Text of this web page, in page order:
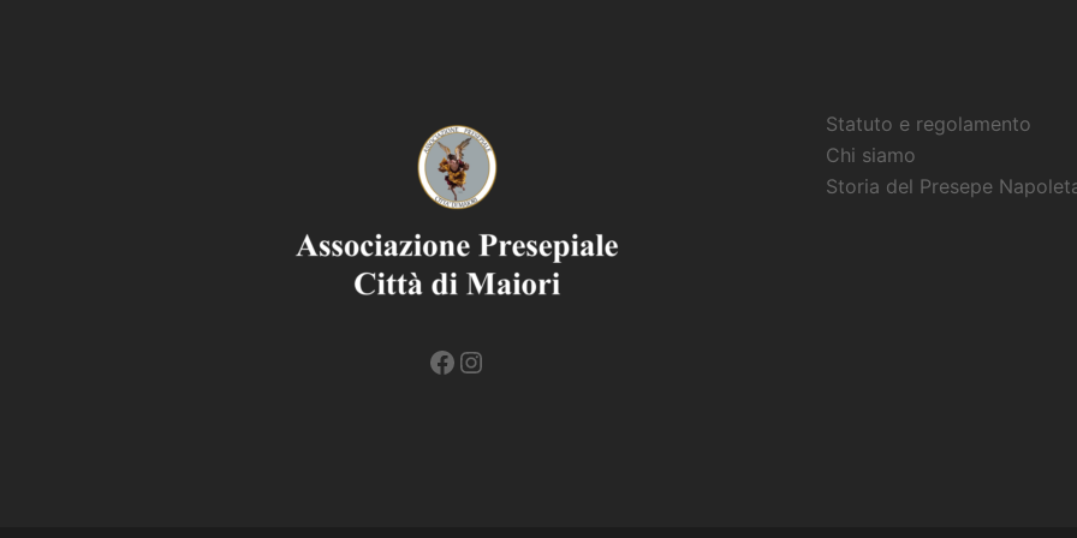
Facebook
Instagram
Statuto e regolamento
Chi siamo
Storia del Presepe